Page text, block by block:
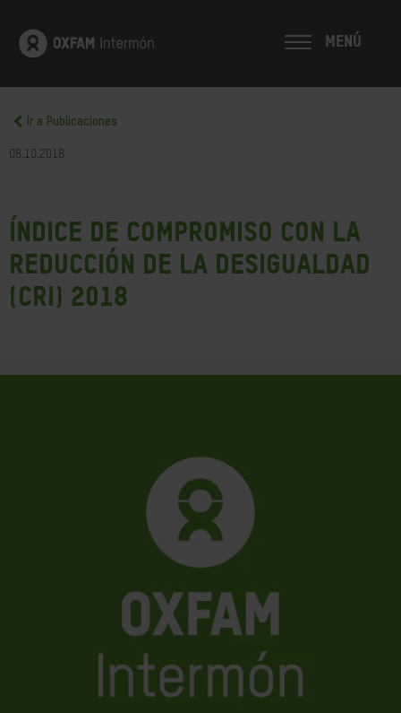
MENÚ
Ir a Publicaciones
08.10.2018
Índice de compromiso con la
reducción de la desigualdad
(CRI) 2018